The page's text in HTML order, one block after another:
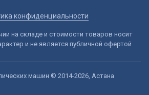
конфиденциальности
на складе и стоимости товаров носит
и не является публичной офертой
машин © 2014-2026, Астана